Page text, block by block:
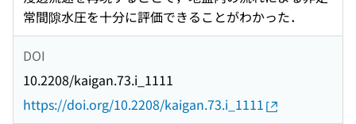
常間隙水圧を十分に評価できることがわかった．
DOI
10.2208/kaigan.73.i_1111
https://doi.org/10.2208/kaigan.73.i_1111